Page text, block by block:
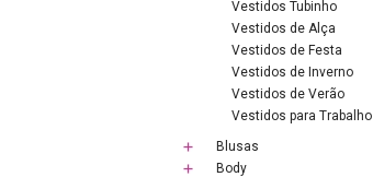
Vestidos Tubinho
Vestidos de Alça
Vestidos de Festa
Vestidos de Inverno
Vestidos de Verão
Vestidos para Trabalho
Blusas
Body